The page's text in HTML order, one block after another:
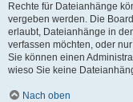
Rechte für Dateianhänge
vergeben werden. Die
erlaubt, Dateianhänge in
verfassen möchten, oder
Sie können einen
wieso Sie keine
Nach oben